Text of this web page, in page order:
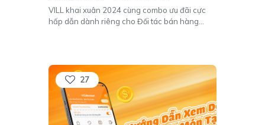
️VILL khai xuân 2024 cùng combo ưu đãi cực
hấp dẫn dành riêng cho Đối tác bán hàng
COMBO ƯU ĐÃI. Đặc biệt, chiết[…]
27